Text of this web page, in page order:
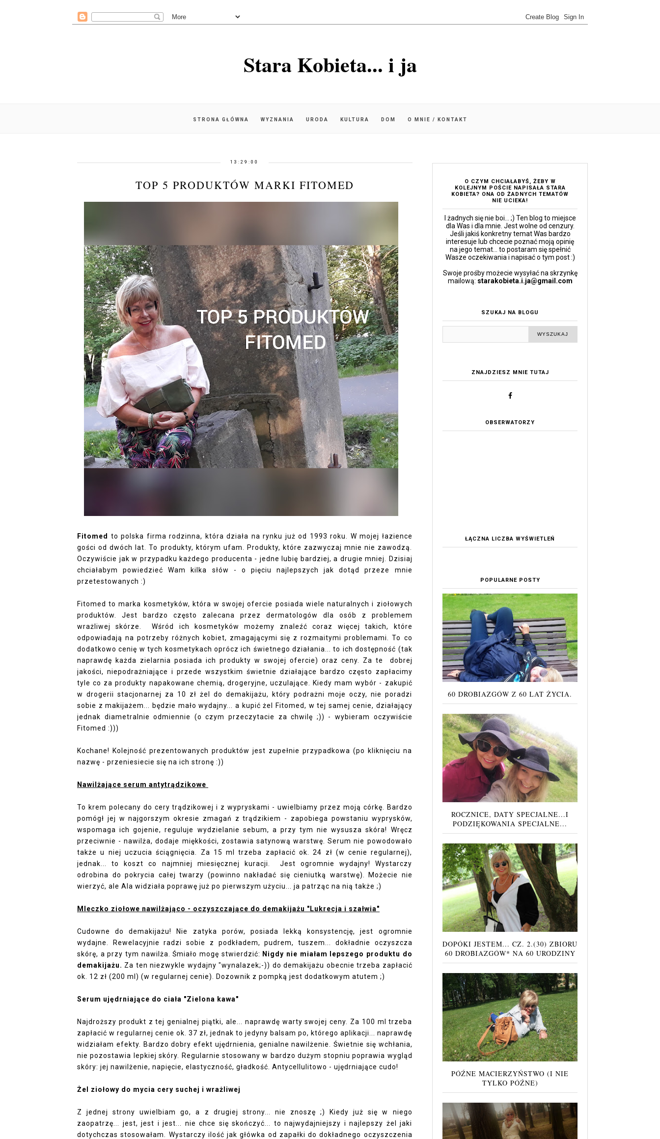
Stara Kobieta... i ja
STRONA GŁÓWNA WYZNANIA URODA KULTURA DOM O MNIE / KONTAKT
13:29:00
TOP 5 PRODUKTÓW MARKI FITOMED
Fitomed
to polska firma rodzinna, która działa na rynku już od 1993 roku. W mojej łazience
gości od dwóch lat. To produkty, którym ufam. Produkty, które zazwyczaj mnie nie zawodzą.
Oczywiście jak w przypadku każdego producenta - jedne lubię bardziej, a drugie mniej. Dzisiaj
chciałabym powiedzieć Wam kilka słów - o pięciu najlepszych jak dotąd przeze mnie
przetestowanych :)
Fitomed to marka kosmetyków, która w swojej ofercie posiada wiele naturalnych i ziołowych
produktów. Jest bardzo często zalecana przez dermatologów dla osób z problemem
wrażliwej skórze. Wśród ich kosmetyków możemy znaleźć coraz więcej takich, które
odpowiadają na potrzeby różnych kobiet, zmagającymi się z rozmaitymi problemami. To co
dodatkowo cenię w tych kosmetykach oprócz ich świetnego działania... to ich dostępność (tak
naprawdę każda zielarnia posiada ich produkty w swojej ofercie) oraz ceny. Za te dobrej
jakości, niepodrażniające i przede wszystkim świetnie działające bardzo często zapłacimy
tyle co za produkty napakowane chemią, drogeryjne, uczulające. Kiedy mam wybór - zakupić
w drogerii stacjonarnej za 10 zł żel do demakijażu, który podrażni moje oczy, nie poradzi
sobie z makijażem... będzie mało wydajny... a kupić żel Fitomed, w tej samej cenie, działający
jednak diametralnie odmiennie (o czym przeczytacie za chwilę ;)) - wybieram oczywiście
Fitomed :)))
Kochane! Kolejność prezentowanych produktów jest zupełnie przypadkowa (po kliknięciu na
nazwę - przeniesiecie się na ich stronę :))
Nawilżające serum antytrądzikowe
To krem polecany do cery trądzikowej i z wypryskami - uwielbiamy przez moją córkę. Bardzo
pomógł jej w najgorszym okresie zmagań z trądzikiem - zapobiega powstaniu wyprysków,
wspomaga ich gojenie, reguluje wydzielanie sebum, a przy tym nie wysusza skóra! Wręcz
przeciwnie - nawilża, dodaje miękkości, zostawia satynową warstwę. Serum nie powodowało
także u niej uczucia ściągnięcia. Za 15 ml trzeba zapłacić ok. 24 zł (w cenie regularnej),
jednak... to koszt co najmniej miesięcznej kuracji. Jest ogromnie wydajny! Wystarczy
odrobina do pokrycia całej twarzy (powinno nakładać się cieniutką warstwę). Możecie nie
wierzyć, ale Ala widziała poprawę już po pierwszym użyciu... ja patrząc na nią także ;)
Mleczko ziołowe nawilżająco - oczyszczające do demakijażu "Lukrecja i szałwia"
Cudowne do demakijażu! Nie zatyka porów, posiada lekką konsystencję, jest ogromnie
wydajne. Rewelacyjnie radzi sobie z podkładem, pudrem, tuszem... dokładnie oczyszcza
skórę, a przy tym nawilża. Śmiało mogę stwierdzić: Nigdy nie miałam lepszego produktu do
demakijażu. Za ten niezwykle wydajny "wynalazek;-)) do demakijażu obecnie trzeba zapłacić
ok. 12 zł (200 ml) (w regularnej cenie). Dozownik z pompką jest dodatkowym atutem ;)
Serum ujędrniające do ciała "Zielona kawa"
Najdroższy produkt z tej genialnej piątki, ale... naprawdę warty swojej ceny. Za 100 ml trzeba
zapłacić w regularnej cenie ok. 37 zł, jednak to jedyny balsam po, którego aplikacji... naprawdę
widziałam efekty. Bardzo dobry efekt ujędrnienia, genialne nawilżenie. Świetnie się wchłania,
nie pozostawia lepkiej skóry. Regularnie stosowany w bardzo dużym stopniu poprawia wygląd
skóry: jej nawilżenie, napięcie, elastyczność, gładkość. Antycellulitowo - ujędrniające cudo!
Żel ziołowy do mycia cery suchej i wrażliwej
Z jednej strony uwielbiam go, a z drugiej strony... nie znoszę ;) Kiedy już się w niego
zaopatrzę... jest, jest i jest... nie chce się skończyć... to najwydajniejszy i najlepszy żel jaki
dotychczas stosowałam. Wystarczy ilość jak główka od zapałki do dokładnego oczyszczenia
O CZYM CHCIAŁABYŚ, ŻEBY W
KOLEJNYM POŚCIE NAPISAŁA STARA
KOBIETA? ONA OD ŻADNYCH TEMATÓW
NIE UCIEKA!
I żadnych się nie boi... ;) Ten blog to miejsce
dla Was i dla mnie. Jest wolne od cenzury.
Jeśli jakiś konkretny temat Was bardzo
interesuje lub chcecie poznać moją opinię
na jego temat... to postaram się spełnić
Wasze oczekiwania i napisać o tym post :)
Swoje prośby możecie wysyłać na skrzynkę
mailową: starakobieta.i.ja@gmail.com
SZUKAJ NA BLOGU
ZNAJDZIESZ MNIE TUTAJ
OBSERWATORZY
ŁĄCZNA LICZBA WYŚWIETLEŃ
POPULARNE POSTY
60 DROBIAZGÓW Z 60 LAT ŻYCIA.
ROCZNICE, DATY SPECJALNE...I
PODZIĘKOWANIA SPECJALNE...
DOPÓKI JESTEM... CZ. 2.(30) ZBIORU
60 DROBIAZGÓW* NA 60 URODZINY
PÓŹNE MACIERZYŃSTWO (I NIE
TYLKO PÓŹNE)